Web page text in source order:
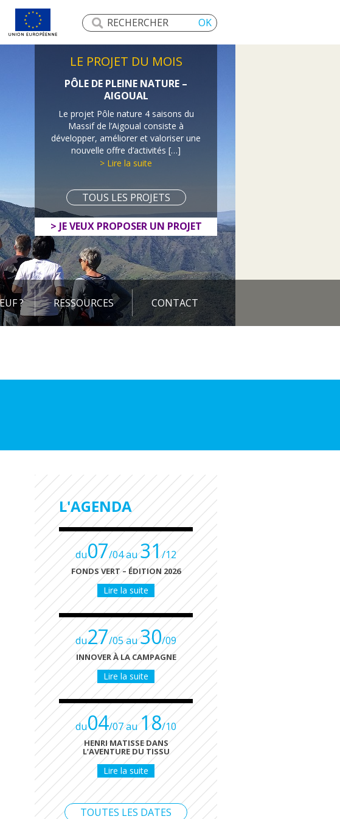
LE PROJET DU MOIS
PÔLE DE PLEINE NATURE –
AIGOUAL
Le projet Pôle nature 4 saisons du
Massif de l’Aigoual consiste à
développer, améliorer et valoriser une
nouvelle offre d’activités […]
> Lire la suite
TOUS LES PROJETS
> JE VEUX PROPOSER UN PROJET
? RESSOURCES CONTACT
L'AGENDA
du07/04 au31/12
FONDS VERT – ÉDITION 2026
Lire la suite
du27/05 au30/09
INNOVER À LA CAMPAGNE
Lire la suite
du04/07 au18/10
HENRI MATISSE DANS
L’AVENTURE DU TISSU
Lire la suite
TOUTES LES DATES